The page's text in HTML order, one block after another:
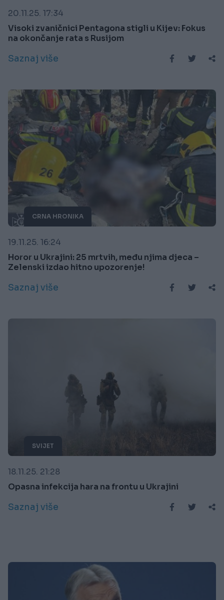
20.11.25. 17:34
Visoki zvaničnici Pentagona stigli u Kijev: Fokus
na okončanje rata s Rusijom
Saznaj više
CRNA HRONIKA
19.11.25. 16:24
Horor u Ukrajini: 25 mrtvih, među njima djeca –
Zelenski izdao hitno upozorenje!
Saznaj više
SVIJET
18.11.25. 21:28
Opasna infekcija hara na frontu u Ukrajini
Saznaj više